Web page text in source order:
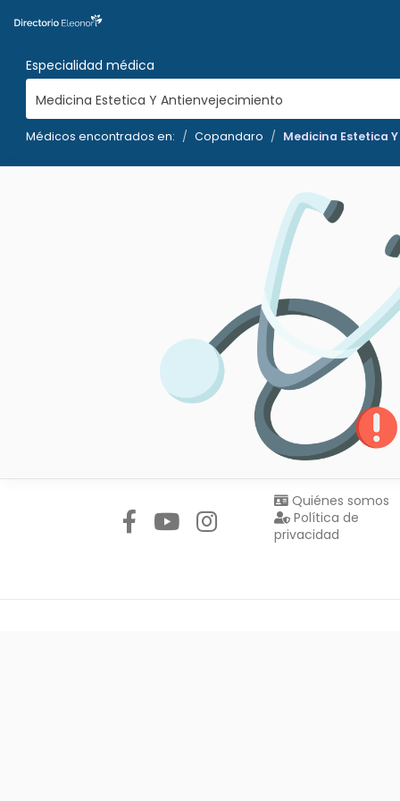
Especialidad médica
Medicina Estetica Y Antienvejecimiento
Médicos encontrados en: Copandaro Medicina Estetica
Quiénes somos
Política de
privacidad